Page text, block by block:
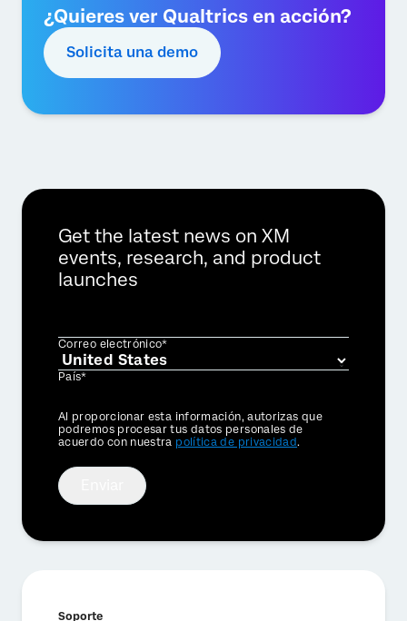
¿Quieres ver Qualtrics en acción?
Solicita una demo
Get the latest news on XM
events, research, and product
launches
Correo electrónico*
País*
Privacy
Optin
Al proporcionar esta información, autorizas que
podremos procesar tus datos personales de
acuerdo con nuestra política de privacidad.
Soporte